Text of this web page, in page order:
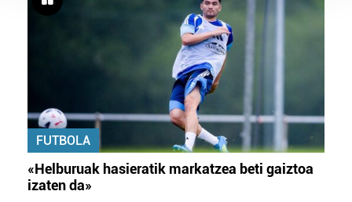
Guk eta gure bazkideek zure datu pertsonalak
prozesatzen ditugu, zure IP zenbakia, besteak beste,
teknologia erabiliz, cookieak adibidez, iragarki eta eduki
pertsonalizatuak eskaintzeko, iragarkiak eta edukia
neurtzeko, jendeari buruzko informazioa biltzeko eta
produktuak garatzeko. Zure datuak nork eta zertarako
erabiltzen dituen hauta dezakezu.
Bazkide batzuek ez dizute baimenik eskatzen, eta beren
interes komertzial legitimoetan babesten dira. Ikusi gure
bazkideen zerrenda, beren ustez zein helburutarako
FUTBOLA
«Helburuak hasieratik markatzea beti gaiztoa
izaten da»